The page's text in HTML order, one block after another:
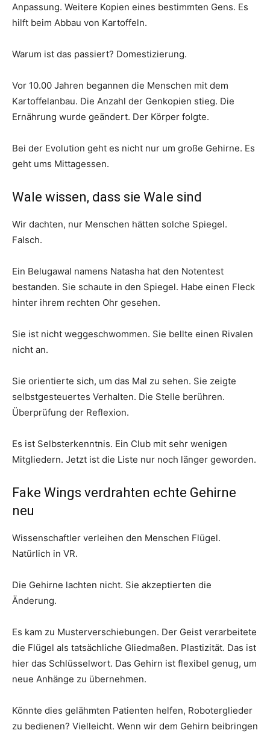
Anpassung. Weitere Kopien eines bestimmten Gens. Es
hilft beim Abbau von Kartoffeln.
Warum ist das passiert? Domestizierung.
Vor 10.00 Jahren begannen die Menschen mit dem
Kartoffelanbau. Die Anzahl der Genkopien stieg. Die
Ernährung wurde geändert. Der Körper folgte.
Bei der Evolution geht es nicht nur um große Gehirne. Es
geht ums Mittagessen.
Wale wissen, dass sie Wale sind
Wir dachten, nur Menschen hätten solche Spiegel.
Falsch.
Ein Belugawal namens Natasha hat den Notentest
bestanden. Sie schaute in den Spiegel. Habe einen Fleck
hinter ihrem rechten Ohr gesehen.
Sie ist nicht weggeschwommen. Sie bellte einen Rivalen
nicht an.
Sie orientierte sich, um das Mal zu sehen. Sie zeigte
selbstgesteuertes Verhalten. Die Stelle berühren.
Überprüfung der Reflexion.
Es ist Selbsterkenntnis. Ein Club mit sehr wenigen
Mitgliedern. Jetzt ist die Liste nur noch länger geworden.
Fake Wings verdrahten echte Gehirne
neu
Wissenschaftler verleihen den Menschen Flügel.
Natürlich in VR.
Die Gehirne lachten nicht. Sie akzeptierten die
Änderung.
Es kam zu Musterverschiebungen. Der Geist verarbeitete
die Flügel als tatsächliche Gliedmaßen. Plastizität. Das ist
hier das Schlüsselwort. Das Gehirn ist flexibel genug, um
neue Anhänge zu übernehmen.
Könnte dies gelähmten Patienten helfen, Roboterglieder
zu bedienen? Vielleicht. Wenn wir dem Gehirn beibringen